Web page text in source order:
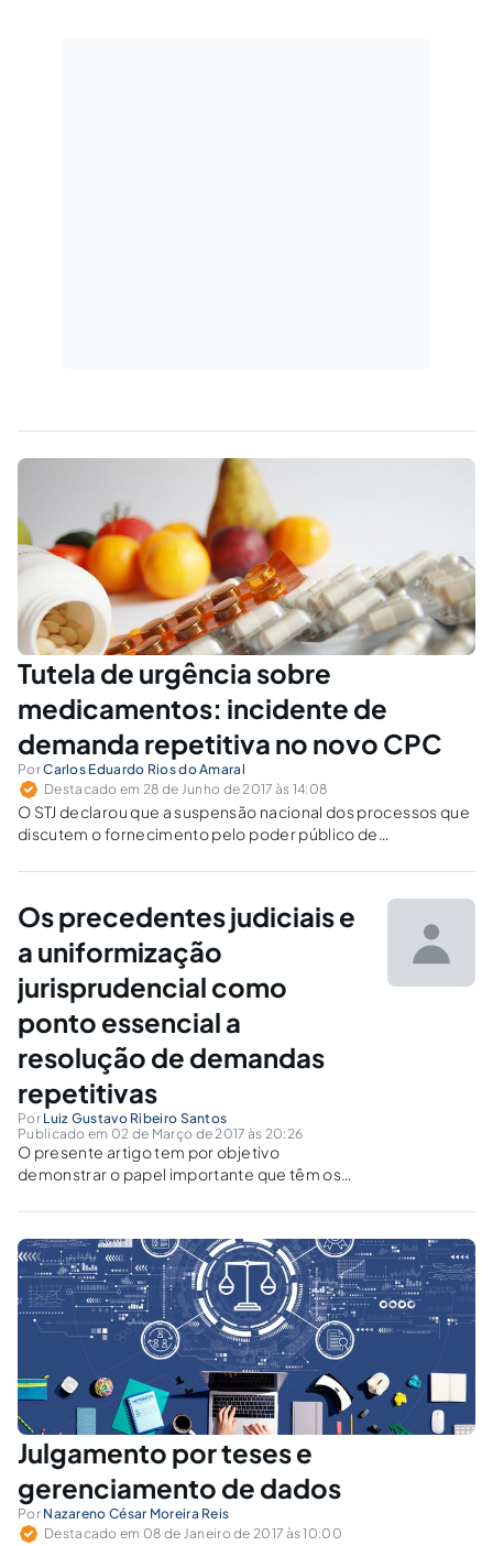
Tutela de urgência sobre
medicamentos: incidente de
demanda repetitiva no novo CPC
PorCarlos Eduardo Rios do Amaral
Destacado em 28 de Junho de 2017 às 14:08
O STJ declarou que a suspensão nacional dos processos que
discutem o fornecimento pelo poder público de
impedir os juízes de apreciar os pedidos de liminar em sede
Os precedentes judiciais e
a uniformização
jurisprudencial como
ponto essencial a
resolução de demandas
repetitivas
Por Luiz Gustavo Ribeiro Santos
Publicado em 02 de Março de 2017 às 20:26
O presente artigo tem por objetivo
demonstrar o papel importante que têm os
jurisprudência como vertentes
imprescindíveis para a resolução das
demandas repetitivas que despencam no
Judiciário.
Julgamento por teses e
gerenciamento de dados
Por Nazareno César Moreira Reis
Destacado em 08 de Janeiro de 2017 às 10:00